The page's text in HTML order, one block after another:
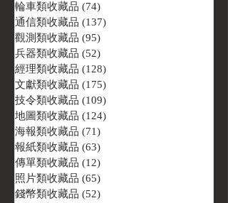
輪車類收藏品 (74)
通信類收藏品 (137)
觀測類收藏品 (95)
兵器類收藏品 (52)
經理類收藏品 (128)
文獻類收藏品 (175)
技令類收藏品 (109)
地圖類收藏品 (124)
海報類收藏品 (71)
報紙類收藏品 (63)
傳單類收藏品 (12)
照片類收藏品 (65)
錢幣類收藏品 (52)